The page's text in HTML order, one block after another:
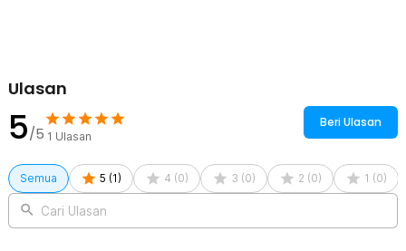
Ulasan
5/5 1 Ulasan
Beri Ulasan
Semua 5 (1 ) 4 (0) 3 (0) 2 (0) 1 (0)
Cari Ulasan